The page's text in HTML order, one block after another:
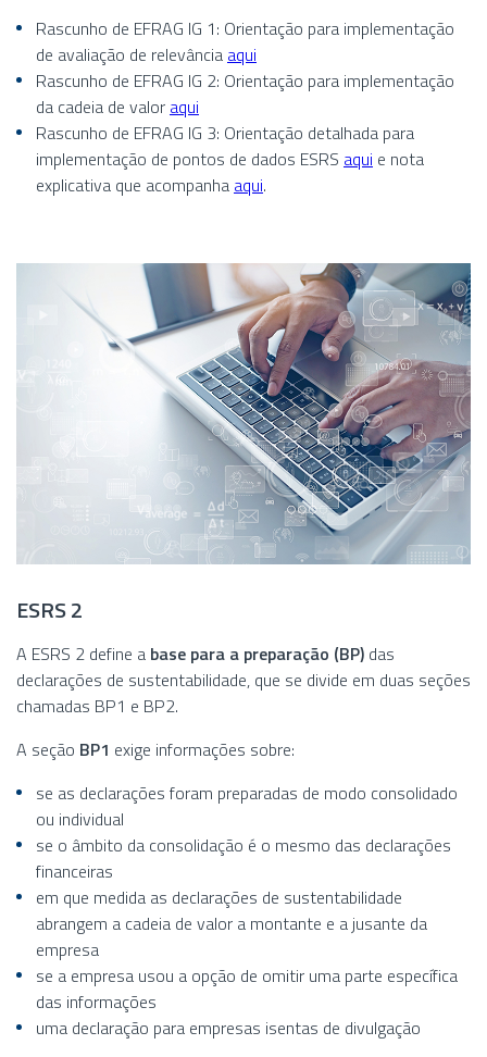
Rascunho de EFRAG IG 1: Orientação para implementação
de avaliação de relevância aqui
Rascunho de EFRAG IG 2: Orientação para implementação
da cadeia de valor aqui
Rascunho de EFRAG IG 3: Orientação detalhada para
implementação de pontos de dados ESRS aqui e nota
explicativa que acompanha aqui.
ESRS 2
A ESRS 2 define a base para a preparação (BP) das
declarações de sustentabilidade, que se divide em duas seções
chamadas BP1 e BP2.
A seção BP1 exige informações sobre:
se as declarações foram preparadas de modo consolidado
ou individual
se o âmbito da consolidação é o mesmo das declarações
financeiras
em que medida as declarações de sustentabilidade
abrangem a cadeia de valor a montante e a jusante da
empresa
se a empresa usou a opção de omitir uma parte específica
das informações
uma declaração para empresas isentas de divulgação